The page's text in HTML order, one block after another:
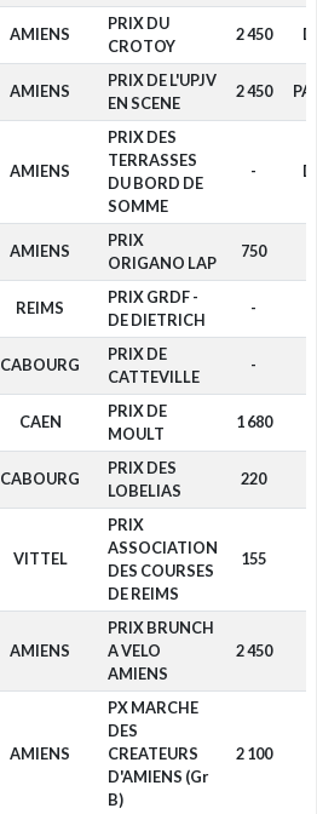
AMIENS
PRIX DU
CROTOY
2 450
AMIENS
PRIX DE L'UPJV
EN SCENE
2 450
AMIENS
PRIX DES
TERRASSES
DU BORD DE
SOMME
-
AMIENS
PRIX
ORIGANO LAP
750
REIMS
PRIX GRDF -
DE DIETRICH
-
CABOURG
PRIX DE
CATTEVILLE
-
CAEN
PRIX DE
MOULT
1 680
CABOURG
PRIX DES
LOBELIAS
220
VITTEL
PRIX
ASSOCIATION
DES COURSES
DE REIMS
155
AMIENS
PRIX BRUNCH
A VELO
AMIENS
2 450
AMIENS
PX MARCHE
DES
CREATEURS
D'AMIENS (Gr
B)
2 100